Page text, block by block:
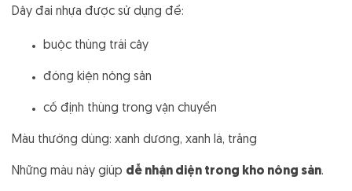
Dây đai nhựa được sử dụng để:
buộc thùng trái cây
đóng kiện nông sản
cố định thùng trong vận chuyển
Màu thường dùng: xanh dương, xanh lá, trắng
Những màu này giúp dễ nhận diện trong kho nông sản.